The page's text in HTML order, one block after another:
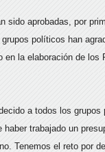
sido aprobadas, por
políticos han
la elaboración de los
a todos los grupos
trabajado un
Tenemos el reto por